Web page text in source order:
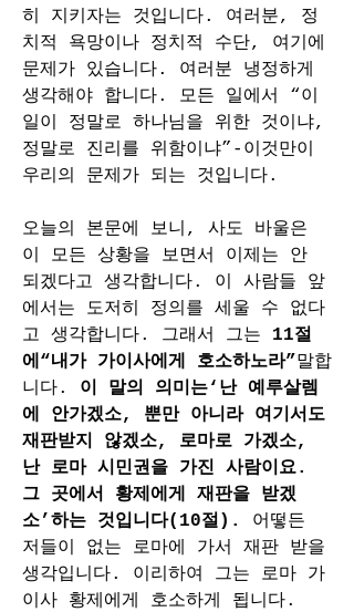
히 지키자는 것입니다. 여러분, 정
치적 욕망이나 정치적 수단, 여기에
문제가 있습니다. 여러분 냉정하게
생각해야 합니다. 모든 일에서 “이
일이 정말로 하나님을 위한 것이냐,
정말로 진리를 위함이냐”-이것만이
우리의 문제가 되는 것입니다.
오늘의 본문에 보니, 사도 바울은
이 모든 상황을 보면서 이제는 안
되겠다고 생각합니다. 이 사람들 앞
에서는 도저히 정의를 세울 수 없다
고 생각합니다. 그래서 그는 11절
에“내가 가이사에게 호소하노라”말합
니다. 이 말의 의미는‘난 예루살렘
에 안가겠소, 뿐만 아니라 여기서도
재판받지 않겠소, 로마로 가겠소,
난 로마 시민권을 가진 사람이요.
그 곳에서 황제에게 재판을 받겠
소’하는 것입니다(10절). 어떻든
저들이 없는 로마에 가서 재판 받을
생각입니다. 이리하여 그는 로마 가
이사 황제에게 호소하게 됩니다.